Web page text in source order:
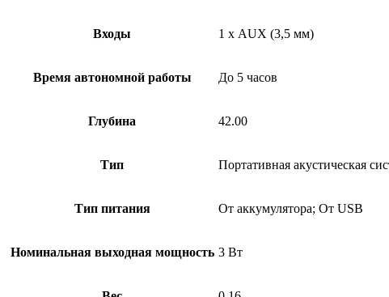
Входы 1 х AUX (3,5 мм)
Время автономной работы До 5 часов
Глубина 42.00
Тип Портативная акустическая
Тип питания От аккумулятора; От USB
Номинальная выходная мощность 3 Вт